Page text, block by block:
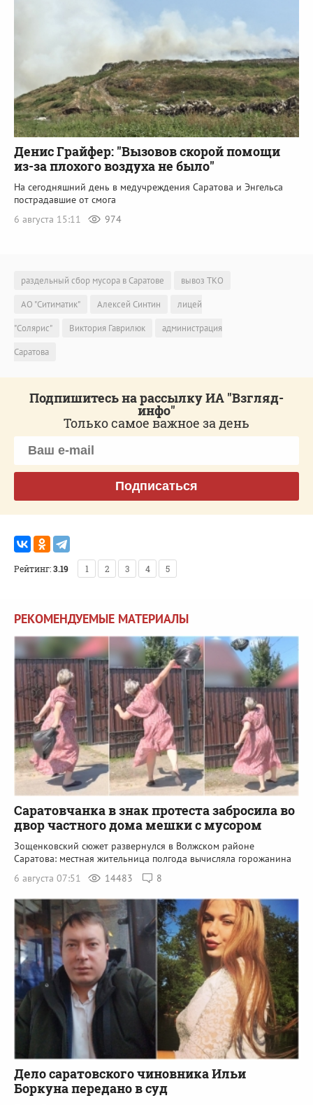
Денис Грайфер: "Вызовов скорой помощи
из-за плохого воздуха не было"
На сегодняшний день в медучреждения Саратова и Энгельса
пострадавшие от смога
6 августа 15:11
974
раздельный сбор мусора в Саратове
вывоз ТКО
АО "Ситиматик"
Алексей Синтин
лицей
"Солярис"
Виктория Гаврилюк
администрация
Саратова
Подпишитесь на рассылку ИА "Взгляд-
инфо"
Только самое важное за день
Подписаться
Рейтинг:3.19 1 2 3 4 5
РЕКОМЕНДУЕМЫЕ МАТЕРИАЛЫ
Саратовчанка в знак протеста забросила во
двор частного дома мешки с мусором
Зощенковский сюжет развернулся в Волжском районе
Саратова: местная жительница полгода вычисляла горожанина
6 августа 07:51
14483 8
Дело саратовского чиновника Ильи
Боркуна передано в суд